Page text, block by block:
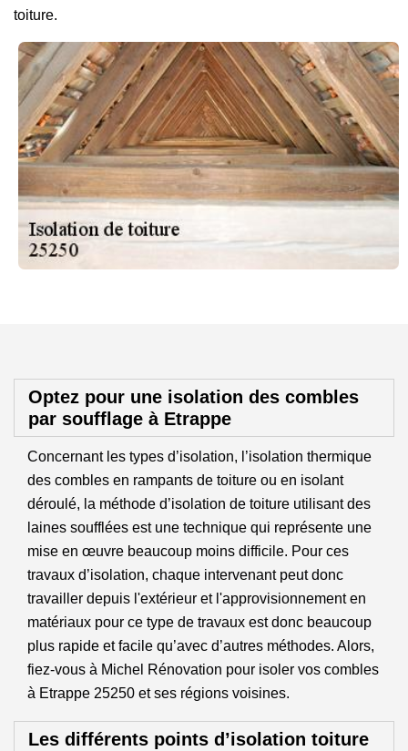
toiture.
Optez pour une isolation des combles
par soufflage à Etrappe
Concernant les types d’isolation, l’isolation thermique
des combles en rampants de toiture ou en isolant
déroulé, la méthode d’isolation de toiture utilisant des
laines soufflées est une technique qui représente une
mise en œuvre beaucoup moins difficile. Pour ces
travaux d’isolation, chaque intervenant peut donc
travailler depuis l'extérieur et l'approvisionnement en
matériaux pour ce type de travaux est donc beaucoup
plus rapide et facile qu’avec d’autres méthodes. Alors,
fiez-vous à Michel Rénovation pour isoler vos combles
à Etrappe 25250 et ses régions voisines.
Les différents points d’isolation toiture